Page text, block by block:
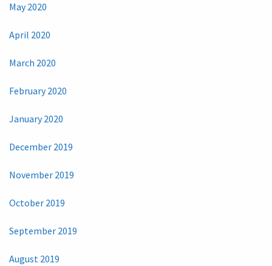
May 2020
April 2020
March 2020
February 2020
January 2020
December 2019
November 2019
October 2019
September 2019
August 2019